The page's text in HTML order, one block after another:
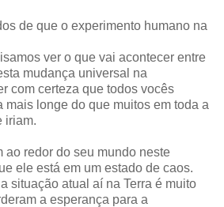
de que o experimento humano na
ver o que vai acontecer entre
mudança universal na
com certeza que todos vocês
mais longe do que muitos em toda a
iriam.
ao redor do seu mundo neste
ele está em um estado de caos.
situação atual aí na Terra é muito
a esperança para a